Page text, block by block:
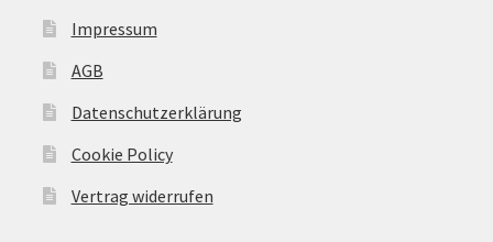
Impressum
AGB
Datenschutzerklärung
Cookie Policy
Vertrag widerrufen